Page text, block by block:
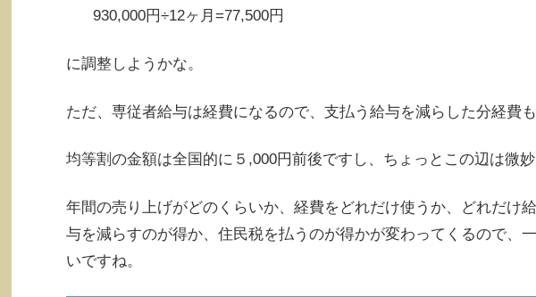
930,000円÷12ヶ月=77,500円
に調整しようかな。
ただ、専従者給与は経費になるので、支払う給与を減らした分経費も
均等割の金額は全国的に５,000円前後ですし、ちょっとこの辺は微妙
年間の売り上げがどのくらいか、経費をどれだけ使うか、どれだけ
与を減らすのが得か、住民税を払うのが得かが変わってくるので、
いですね。